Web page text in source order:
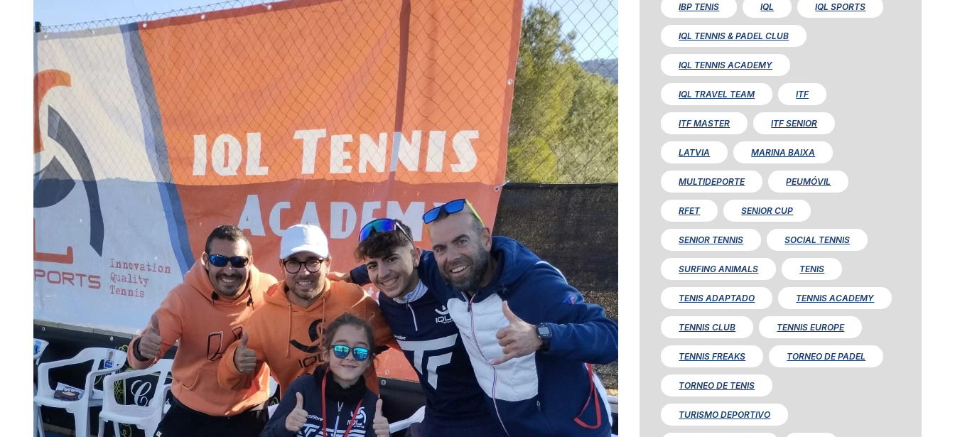
IBP TENIS IQL IQL SPORTS
IQL TENNIS & PADEL CLUB
IQL TENNIS ACADEMY
IQL TRAVEL TEAM ITF
ITF MASTER ITF SENIOR
LATVIA MARINA BAIXA
MULTIDEPORTE PEUMÓVIL
RFET SENIOR CUP
SENIOR TENNIS SOCIAL TENNIS
SURFING ANIMALS TENIS
TENIS ADAPTADO TENNIS ACADEMY
TENNIS CLUB TENNIS EUROPE
TENNIS FREAKS TORNEO DE PADEL
TORNEO DE TENIS
TURISMO DEPORTIVO